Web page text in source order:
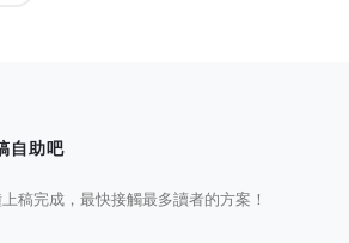
自助吧
稿完成，最快接觸最多讀者的方案！